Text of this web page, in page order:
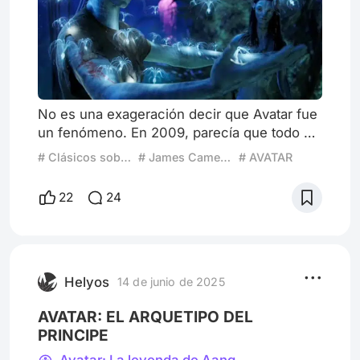
No es una exageración decir que Avatar fue
un fenómeno. En 2009, parecía que todo el
mundo hablaba de los paisajes de Pandora y
brillo de los efectos especiales, nos
encontramos con una trama reciclada,
película: la historia. La tra
# Clásicos sobrevalorados # James Cameron # AVATAR
22 24
Helyos 14 de junio de 2025
AVATAR: EL ARQUETIPO DEL
PRINCIPE